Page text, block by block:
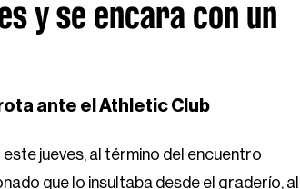
y se encara con un
ante el Athletic Club
jueves, al término del encuentro
que lo insultaba desde el graderío, al